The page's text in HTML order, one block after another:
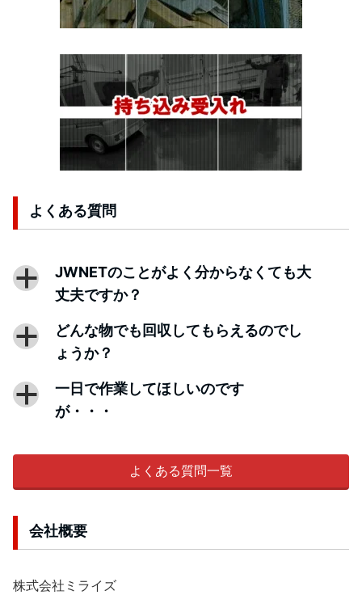
よくある質問
a
JWNETのことがよく分からなくても大
丈夫ですか？
a
どんな物でも回収してもらえるのでし
ょうか？
a
一日で作業してほしいのです
が・・・
よくある質問一覧
会社概要
株式会社ミライズ